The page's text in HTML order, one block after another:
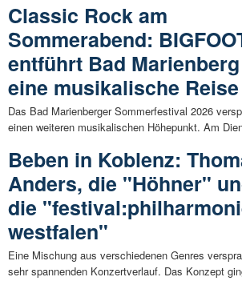
Classic Rock am
Sommerabend:
entführt Bad
eine musikalische Reise
Das Bad Marienberger Sommerfestival 2026
einen weiteren musikalischen Höhepunkt. Am
Beben in Koblenz:
Anders, die "Höhner"
die
westfalen"
Eine Mischung aus verschiedenen Genres
sehr spannenden Konzertverlauf. Das Konzept